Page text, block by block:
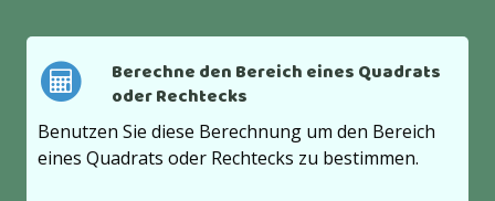
Berechne den Bereich eines Quadrats
oder Rechtecks
Benutzen Sie diese Berechnung um den Bereich
eines Quadrats oder Rechtecks zu bestimmen.